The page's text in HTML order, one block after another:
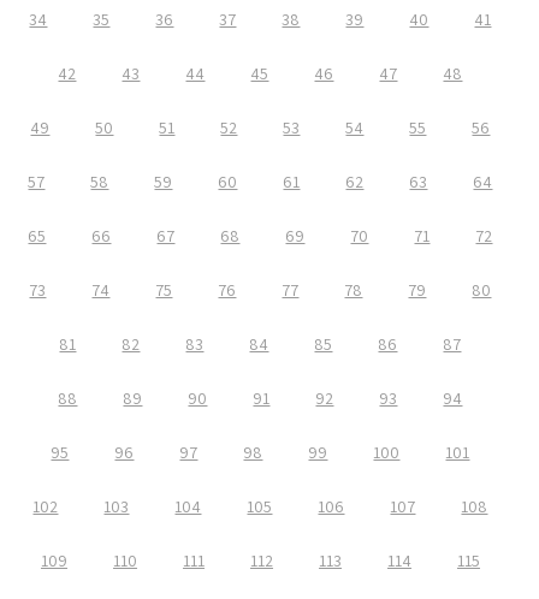
34 35 36 37 38 39 40 41
42 43 44 45 46 47 48
49 50 51 52 53 54 55 56
57 58 59 60 61 62 63 64
65 66 67 68 69 70 71 72
73 74 75 76 77 78 79 80
81 82 83 84 85 86 87
88 89 90 91 92 93 94
95 96 97 98 99 100 101
102 103 104 105 106 107 108
109 110 111 112 113 114 115